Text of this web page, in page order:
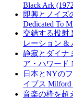
Black Ark
即興とノイズ
Dedicated To
交錯する投射
レーション &
静寂とダイナ
ア・ハワード
日本とNYの
イブス Milford
音楽の枠を超